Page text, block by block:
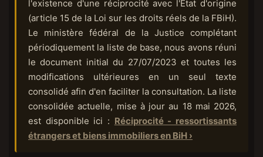
l'existence d'une réciprocité avec l'État d'origine
(article 15 de la Loi sur les droits réels de la FBiH).
Le ministère fédéral de la Justice complétant
périodiquement la liste de base, nous avons réuni
le document initial du 27/07/2023 et toutes les
modifications ultérieures en un seul texte
consolidé afin d'en faciliter la consultation. La liste
consolidée actuelle, mise à jour au 18 mai 2026,
est disponible ici : Réciprocité - ressortissants
étrangers et biens immobiliers en BiH ›